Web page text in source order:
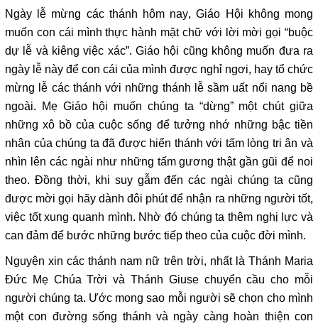
Ngày lễ mừng các thánh hôm nay, Giáo Hội không mong
muốn con cái mình thực hành mặt chữ với lời mời gọi “buộc
dự lễ và kiêng việc xác”. Giáo hội cũng không muốn đưa ra
ngày lễ này để con cái của mình được nghỉ ngơi, hay tổ chức
mừng lễ các thánh với những thánh lễ sầm uất nổi nang bề
ngoài. Mẹ Giáo hội muốn chúng ta “dừng” một chút giữa
những xô bồ của cuộc sống để tưởng nhớ những bậc tiền
nhân của chúng ta đã được hiển thánh với tấm lòng tri ân và
nhìn lên các ngài như những tấm gương thật gần gũi để noi
theo. Đồng thời, khi suy gẫm đến các ngài chúng ta cũng
được mời gọi hãy dành đôi phút để nhận ra những người tốt,
việc tốt xung quanh mình. Nhờ đó chúng ta thêm nghị lực và
can đảm để bước những bước tiếp theo của cuộc đời mình.
Nguyện xin các thánh nam nữ trên trời, nhất là Thánh Maria
Đức Mẹ Chúa Trời và Thánh Giuse chuyển cầu cho mỗi
người chúng ta. Ước mong sao mỗi người sẽ chọn cho mình
một con đường sống thánh và ngày càng hoàn thiện con